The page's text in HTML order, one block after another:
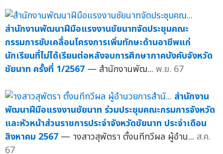
สำนักงานพัฒนาฝีมือแรงงานชัยนาทจัดประชุมคณะ
กรรมการขับเคลื่อนโครงการเพิ่มทักษะด้านอาชีพแก่
นักเรียนที่ไม่ได้เรียนต่อหลังจบการศึกษาภาคบังคับจังหวัด
ชัยนาท ครั้งที่ 1/2567 — สำนักงานพัฒ... พ.ย. 67
สำนักงาน
พัฒนาฝีมือแรงงานชัยนาท ร่วมประชุมคณะกรมการจังหวัด
และหัวหน้าส่วนราชการประจำจังหวัดชัยนาท ประจำเดือน
สิงหาคม 2567 — างสาวสุพัตรา ตั้งนทีทวีผล ผู้อำน... ส.ค.
67